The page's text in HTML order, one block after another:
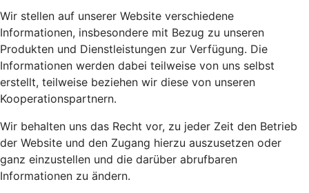
Wir stellen auf unserer Website verschiedene
Informationen, insbesondere mit Bezug zu unseren
Produkten und Dienstleistungen zur Verfügung. Die
Informationen werden dabei teilweise von uns selbst
erstellt, teilweise beziehen wir diese von unseren
Kooperationspartnern.
Wir behalten uns das Recht vor, zu jeder Zeit den Betrieb
der Website und den Zugang hierzu auszusetzen oder
ganz einzustellen und die darüber abrufbaren
Informationen zu ändern.